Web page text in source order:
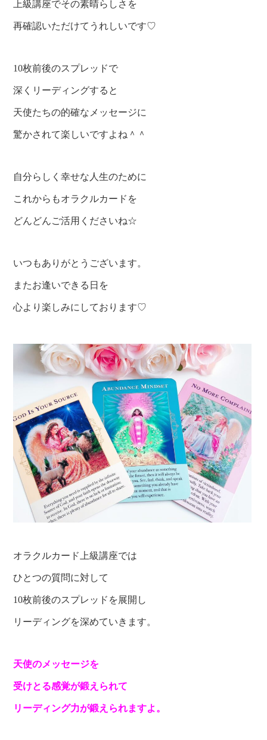
上級講座でその素晴らしさを
再確認いただけてうれしいです♡
10枚前後のスプレッドで
深くリーディングすると
天使たちの的確なメッセージに
驚かされて楽しいですよね＾＾
自分らしく幸せな人生のために
これからもオラクルカードを
どんどんご活用くださいね☆
いつもありがとうございます。
またお逢いできる日を
心より楽しみにしております♡
オラクルカード上級講座では
ひとつの質問に対して
10枚前後のスプレッドを展開し
リーディングを深めていきます。
天使のメッセージを
受けとる感覚が鍛えられて
リーディング力が鍛えられますよ。